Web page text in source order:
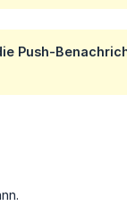
Push-